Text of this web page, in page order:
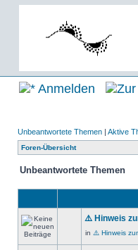
Anmelden
Unbeantwortete Themen | Aktive
Foren-Übersicht
Unbeantwortete Themen
⚠️ Hinweis
in ⚠️ Hinweis